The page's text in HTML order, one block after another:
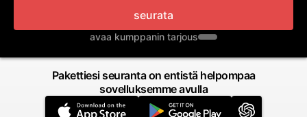
seurata
avaa kumppanin tarjous
Pakettiesi seuranta on entistä helpompaa
sovelluksemme avulla